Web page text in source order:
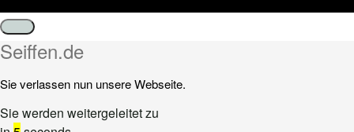
Schließen
Seiffen.de
Sie verlassen nun unsere Webseite.
Sie werden weitergeleitet zu